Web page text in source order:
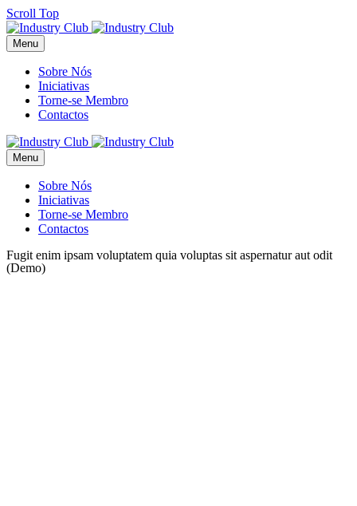
Scroll Top
Menu
Sobre Nós
Iniciativas
Torne-se Membro
Contactos
Menu
Sobre Nós
Iniciativas
Torne-se Membro
Contactos
Fugit enim ipsam voluptatem quia voluptas sit aspernatur aut odit
(Demo)